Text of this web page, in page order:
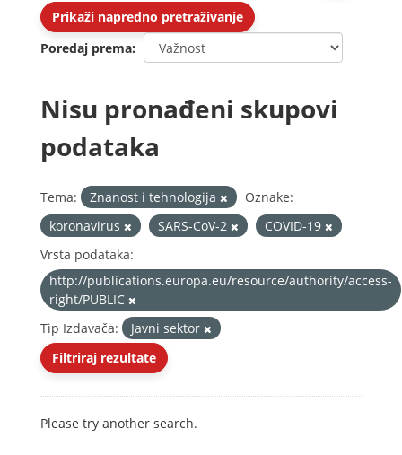
Prikaži napredno pretraživanje
Poredaj prema
Nisu pronađeni skupovi
podataka
Tema: Znanost i tehnologija
Oznake:
koronavirus
SARS-CoV-2
COVID-19
Vrsta podataka:
http://publications.europa.eu/resource/authority/access-
right/PUBLIC
Tip Izdavača:
Javni sektor
Filtriraj rezultate
Please try another search.